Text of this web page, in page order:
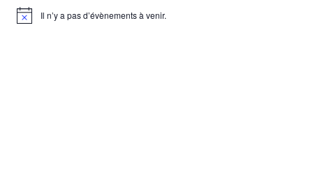
Notice Il n’y a pas d’évènements à venir.